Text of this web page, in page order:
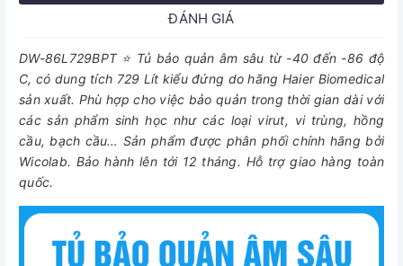
ĐÁNH GIÁ
DW-86L729BPT ⭐ Tủ bảo quản âm sâu từ -40 đến -86 độ
C, có dung tích 729 Lít kiểu đứng do hãng Haier Biomedical
sản xuất. Phù hợp cho việc bảo quản trong thời gian dài với
các sản phẩm sinh học như các loại virut, vi trùng, hồng
cầu, bạch cầu… Sản phẩm được phân phối chính hãng bởi
Wicolab. Bảo hành lên tới 12 tháng. Hỗ trợ giao hàng toàn
quốc.